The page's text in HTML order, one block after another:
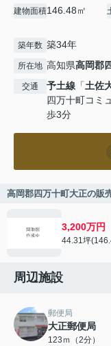
建物面積146.48㎡
築年数 築34年
所在地 高知県高岡郡
交通 予土線 「土佐
四万十町コミ
歩3分
高岡郡四万十町大正の販
3,200万円
44.31坪
周辺施設
郵便局
大正郵便局
123ｍ（2分）